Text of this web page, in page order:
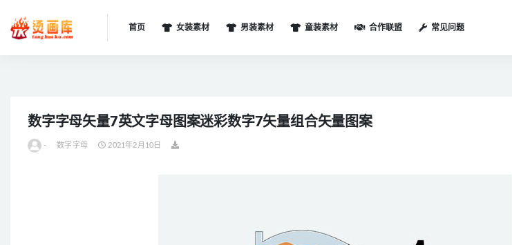
首页 女装素材 男装素材 童装素材 合作联盟 常见问题
数字字母矢量7英文字母图案迷彩数字7矢量组合矢量图案
- 数字字母 2021年2月10日